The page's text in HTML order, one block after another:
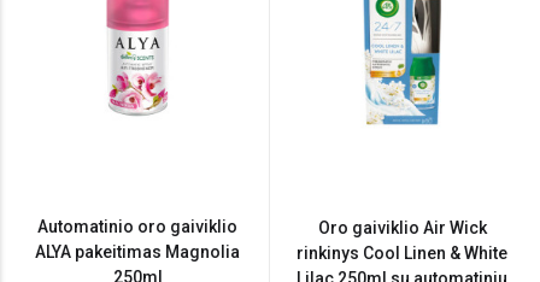
Automatinio oro gaiviklio
ALYA pakeitimas Magnolia
250ml
Oro gaiviklio Air Wick
rinkinys Cool Linen & White